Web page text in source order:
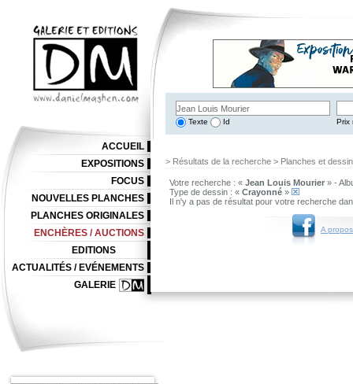
Texte Id Prix
> Résultats de la recherche > Planches et
Votre recherche : « Jean Louis Mourier » -
Type de dessin : « Crayonné »
Il n'y a pas de résultat pour votre recherche
A
ACCUEIL
EXPOSITIONS
FOCUS
NOUVELLES PLANCHES
PLANCHES ORIGINALES
ENCHÈRES / AUCTIONS
EDITIONS
ACTUALITÉS / EVÉNEMENTS
GALERIE